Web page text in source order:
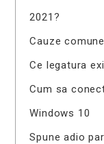
2021?
Cauze
Ce legatura
Cum sa
Windows 10
Spune adio